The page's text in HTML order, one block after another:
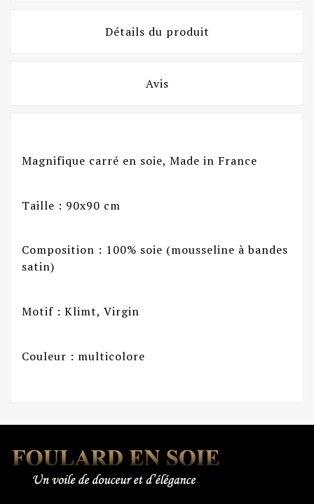
Détails du produit
Avis
Magnifique carré en soie, Made in France
Taille : 90x90 cm
Composition : 100% soie (mousseline à bandes
satin)
Motif : Klimt, Virgin
Couleur : multicolore